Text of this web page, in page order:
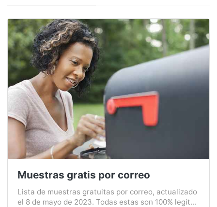
Muestras gratis por correo
Lista de muestras gratuitas por correo, actualizado
el 8 de mayo de 2023. Todas estas son 100% legít...